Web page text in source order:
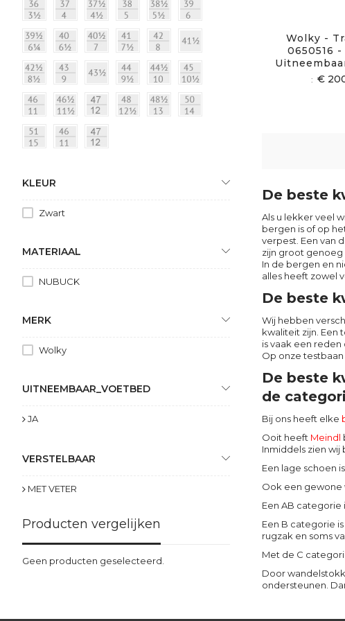
Wolky -
0650516
€
De beste
Als u lekker veel
bergen is of op
verpest. Een van
zijn groot genoeg
In de bergen en
alles heeft zowel
De beste
Wij hebben
kwaliteit zijn. Een
is vaak een
Op onze
De beste
de
Bij ons heeft elke
Ooit heeft Meindl
Inmiddels zien
Een lage schoen
Ook een gewone
Een AB categorie
Een B categorie
rugzak en soms
Met de C
Door
ondersteunen.
KLEUR
Zwart
MATERIAAL
NUBUCK
MERK
Wolky
UITNEEMBAAR_VOETBED
JA
VERSTELBAAR
MET VETER
Producten vergelijken
Geen producten geselecteerd.